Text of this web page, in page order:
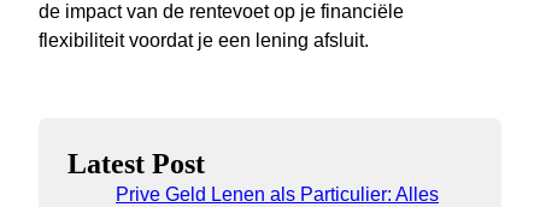
de impact van de rentevoet op je financiële
flexibiliteit voordat je een lening afsluit.
Latest Post
Prive Geld Lenen als Particulier: Alles